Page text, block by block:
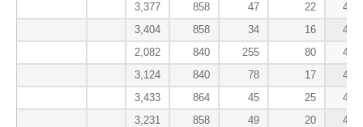
3,377
858 47 22
415
3,404
858 34 16
415
2,082
840 255 80
414
3,124
840 78 17
414
3,433
864 45 25
414
3,231
858 49 20
414